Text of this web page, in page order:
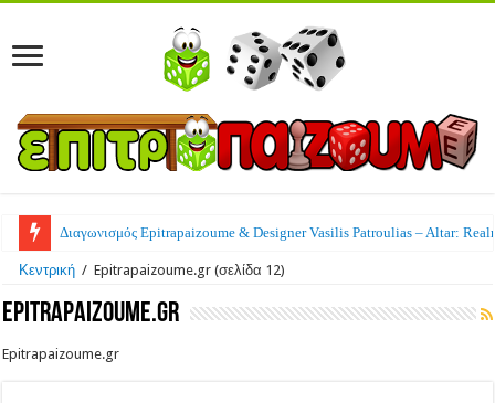
Διαγωνισμός Epitrapaizoume & Designer Vasilis Patroulias – Altar:
Κεντρική / Epitrapaizoume.gr (σελίδα 12)
Epitrapaizoume.gr
Epitrapaizoume.gr